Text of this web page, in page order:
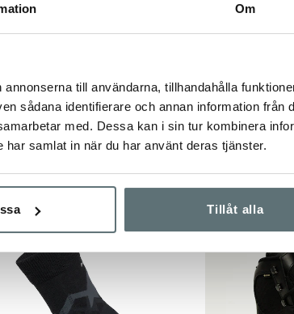
Om
till användarna, tillhandahålla
sådana identifierare och annan information från
med. Dessa kan i sin tur kombinera
samlat in när du har använt deras tjänster.
Tillåt alla
från fabriken, men vårdprodukterna är flyktiga.